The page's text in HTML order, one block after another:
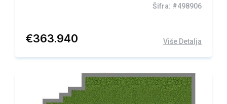
Šifra: #498906
€363.940 Više Detalja